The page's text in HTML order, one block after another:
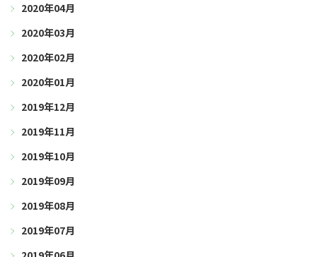
2020年04月
2020年03月
2020年02月
2020年01月
2019年12月
2019年11月
2019年10月
2019年09月
2019年08月
2019年07月